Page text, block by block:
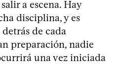
a escena. Hay
disciplina, y es
de cada
preparación, nadie
una vez iniciada